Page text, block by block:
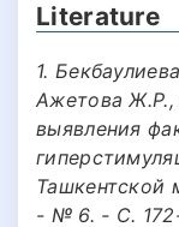
Literature
1.
Ажетова Ж.Р.,
выявления
Ташкентской
- № 6. - С.